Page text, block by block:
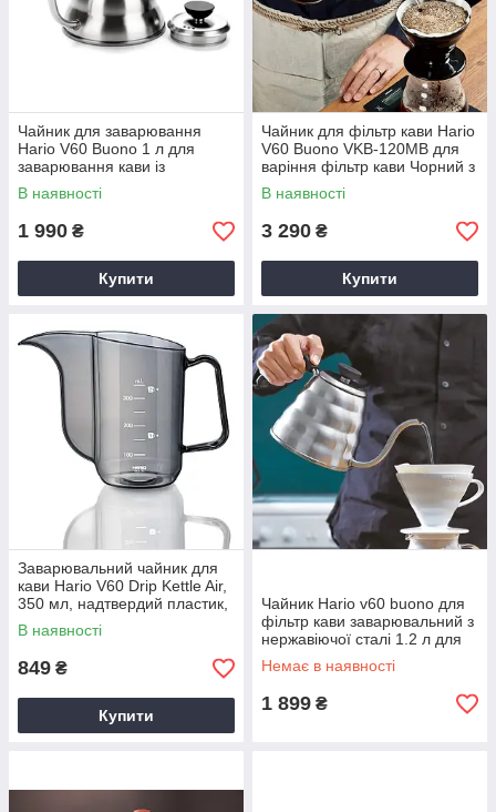
Чайник для заварювання
Hario V60 Buono 1 л для
заварювання кави із
нержавійки для плити
Сріблястий для пуровера
В наявності
1 990 ₴
Купити
Чайник для фільтр кави Hario
V60 Buono VKB-120MB для
варіння фільтр кави Чорний з
нержавіючої сталі Чорний
В наявності
3 290 ₴
Купити
Заварювальний чайник для
кави Hario V60 Drip Kettle Air,
350 мл, надтвердий пластик,
для гарячої води
В наявності
849 ₴
Купити
Чайник Hario v60 buono для
фільтр кави заварювальний з
нержавіючої сталі 1.2 л для
бариста Сріблястий
Немає в наявності
1 899 ₴